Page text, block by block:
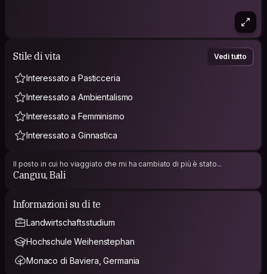
Stile di vita Vedi tutto
Interessato a Pasticceria
Interessato a Ambientalismo
Interessato a Femminismo
Interessato a Ginnastica
Il posto in cui ho viaggiato che mi ha cambiato di più è stato...
Canguu, Bali
Informazioni su di te
Landwirtschaftsstudium
Hochschule Weihenstephan
Monaco di Baviera, Germania